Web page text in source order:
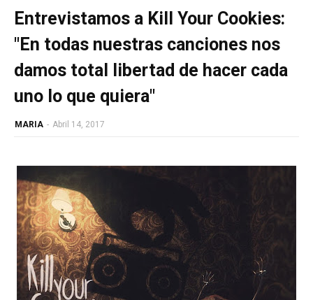
Entrevistamos a Kill Your Cookies:
"En todas nuestras canciones nos
damos total libertad de hacer cada
uno lo que quiera"
MARIA - Abril 14, 2017